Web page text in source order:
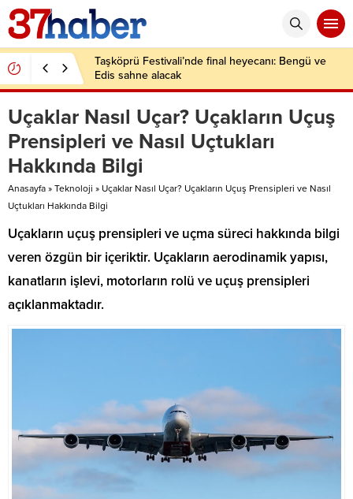
Taşköprü Festivali’nde final heyecanı: Bengü ve
Edis sahne alacak
Uçaklar Nasıl Uçar? Uçakların Uçuş
Prensipleri ve Nasıl Uçtukları
Hakkında Bilgi
Anasayfa » Teknoloji » Uçaklar Nasıl Uçar? Uçakların Uçuş Prensipleri ve Nasıl
Uçtukları Hakkında Bilgi
Uçakların uçuş prensipleri ve uçma süreci hakkında bilgi
veren özgün bir içeriktir. Uçakların aerodinamik yapısı,
kanatların işlevi, motorların rolü ve uçuş prensipleri
açıklanmaktadır.